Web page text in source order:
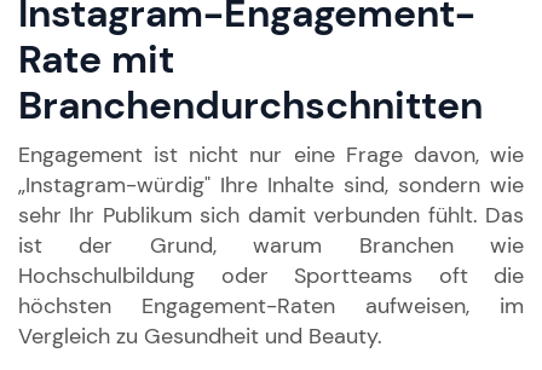
Instagram-Engagement-
Rate mit
Branchendurchschnitten
Engagement ist nicht nur eine Frage davon, wie
„Instagram-würdig" Ihre Inhalte sind, sondern wie
sehr Ihr Publikum sich damit verbunden fühlt. Das
ist der Grund, warum Branchen wie
Hochschulbildung oder Sportteams oft die
höchsten Engagement-Raten aufweisen, im
Vergleich zu Gesundheit und Beauty.